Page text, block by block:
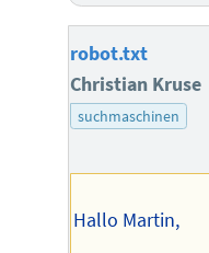
robot.txt
Christian Kruse
suchmaschinen
Hallo Martin,